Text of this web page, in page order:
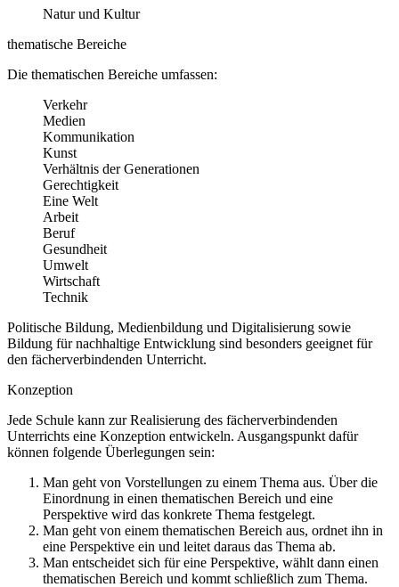
Natur und Kultur
thematische Bereiche
Die thematischen Bereiche umfassen:
Verkehr
Medien
Kommunikation
Kunst
Verhältnis der Generationen
Gerechtigkeit
Eine Welt
Arbeit
Beruf
Gesundheit
Umwelt
Wirtschaft
Technik
Politische Bildung, Medienbildung und Digitalisierung sowie
Bildung für nachhaltige Entwicklung sind besonders geeignet für
den fächerverbindenden Unterricht.
Konzeption
Jede Schule kann zur Realisierung des fächerverbindenden
Unterrichts eine Konzeption entwickeln. Ausgangspunkt dafür
können folgende Überlegungen sein:
Man geht von Vorstellungen zu einem Thema aus. Über die
Einordnung in einen thematischen Bereich und eine
Perspektive wird das konkrete Thema festgelegt.
Man geht von einem thematischen Bereich aus, ordnet ihn in
eine Perspektive ein und leitet daraus das Thema ab.
Man entscheidet sich für eine Perspektive, wählt dann einen
thematischen Bereich und kommt schließlich zum Thema.